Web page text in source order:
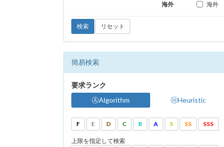
海外
海外
検索 リセット
簡易検索
要求ランク
ⒶAlgorithm
ⒽHeuristic
F E D C B A S SS SSS
上限を指定して検索